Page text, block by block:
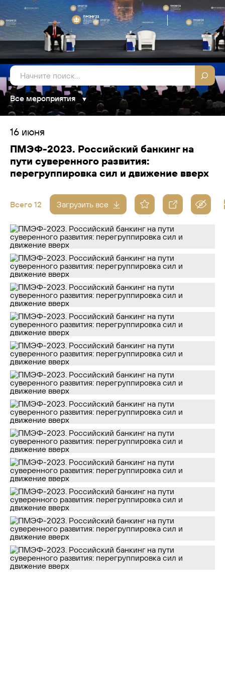
Все мероприятия
16 июня
ПМЭФ-2023. Российский банкинг на
пути суверенного развития:
перегруппировка сил и движение вверх
Всего 12 Загрузить все